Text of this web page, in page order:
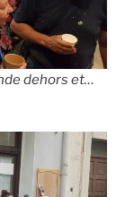
dehors et…